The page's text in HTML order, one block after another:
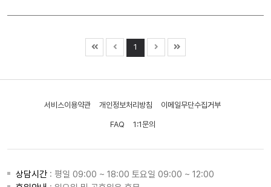
1
서비스이용약관 개인정보처리방침 이메일무단수집거부
FAQ 1:1문의
상담시간 : 평일 09:00 ~ 18:00 토요일 09:00 ~ 12:00